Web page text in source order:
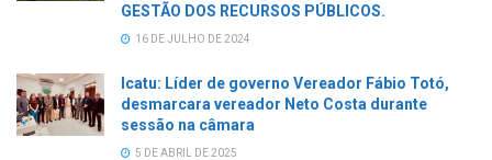
GESTÃO DOS RECURSOS PÚBLICOS.
16 DE JULHO DE 2024
Icatu: Líder de governo Vereador Fábio Totó,
desmarcara vereador Neto Costa durante
sessão na câmara
5 DE ABRIL DE 2025